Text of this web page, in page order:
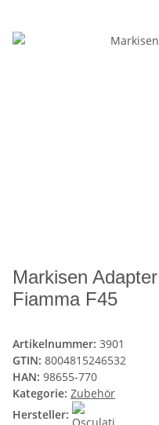
Markisen
Fiamma F45
Artikelnummer: 3901
GTIN: 8004815246532
HAN: 98655-770
Kategorie: Zubehör
Hersteller: